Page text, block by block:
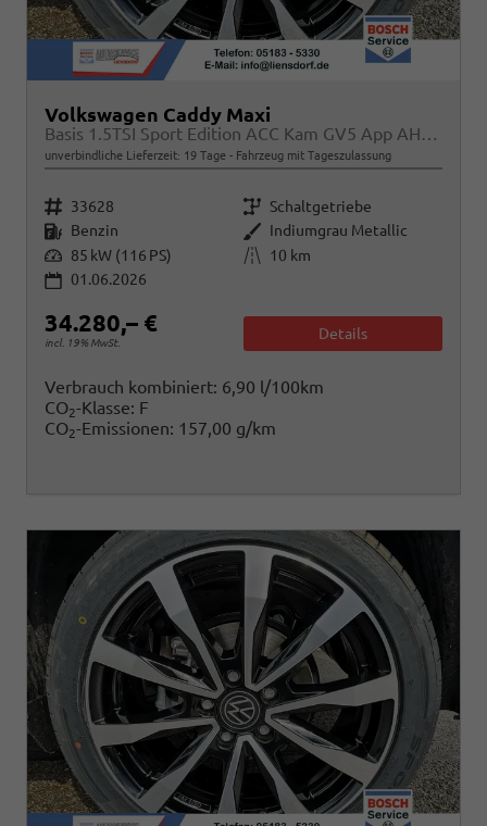
Volkswagen Caddy Maxi
Basis 1.5TSI Sport Edition ACC Kam GV5 App AHK Reling
unverbindliche Lieferzeit: 19 Tage Fahrzeug mit Tageszulassung
Fahrzeugnr. 33628 Getriebe Schaltgetriebe
Kraftstoff Benzin Außenfarbe Indiumgrau Metallic
Leistung 85 kW (116 PS) Kilometerstand
10 km
01.06.2026
34.280,– €
incl. 19% MwSt.
Details
Verbrauch kombiniert: 6,90 l/100km
CO2-Klasse: F
CO2-Emissionen: 157,00 g/km